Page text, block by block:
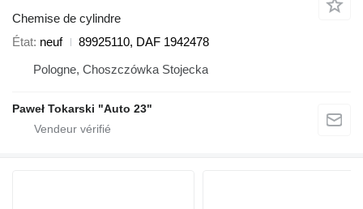
Chemise de cylindre
État neuf
89925110, DAF 1942478
Pologne, Choszczówka Stojecka
Paweł Tokarski "Auto 23"